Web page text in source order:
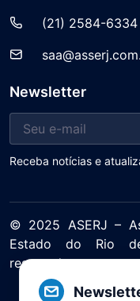
(21) 2584-6334
Newsletter
Receba notícias e
© 2025 ASERJ –
Estado do Rio
reservados.
Política de